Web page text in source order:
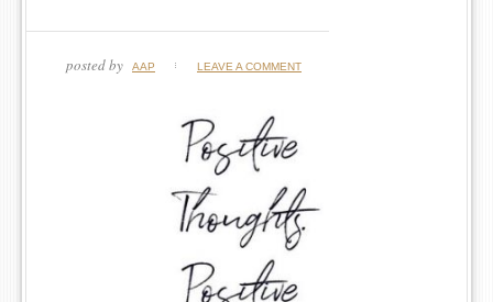
posted by AAP LEAVE A COMMENT